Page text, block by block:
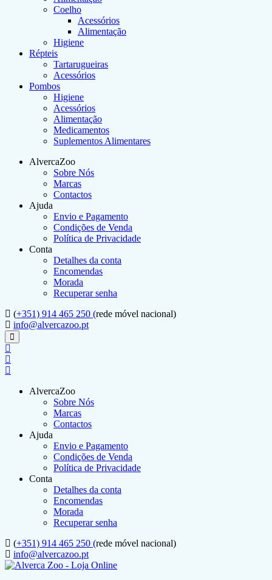
Coelho
Acessórios
Alimentação
Higiene
Répteis
Tartarugueiras
Acessórios
Pombos
Higiene
Acessórios
Alimentação
Medicamentos
Suplementos Alimentares
AlvercaZoo
Sobre Nós
Marcas
Contactos
Ajuda
Envio e Pagamento
Condições de Venda
Política de Privacidade
Conta
Detalhes da conta
Encomendas
Morada
Recuperar senha
(+351) 914 465 250 (rede móvel nacional)
info@alvercazoo.pt
AlvercaZoo
Sobre Nós
Marcas
Contactos
Ajuda
Envio e Pagamento
Condições de Venda
Política de Privacidade
Conta
Detalhes da conta
Encomendas
Morada
Recuperar senha
(+351) 914 465 250 (rede móvel nacional)
info@alvercazoo.pt